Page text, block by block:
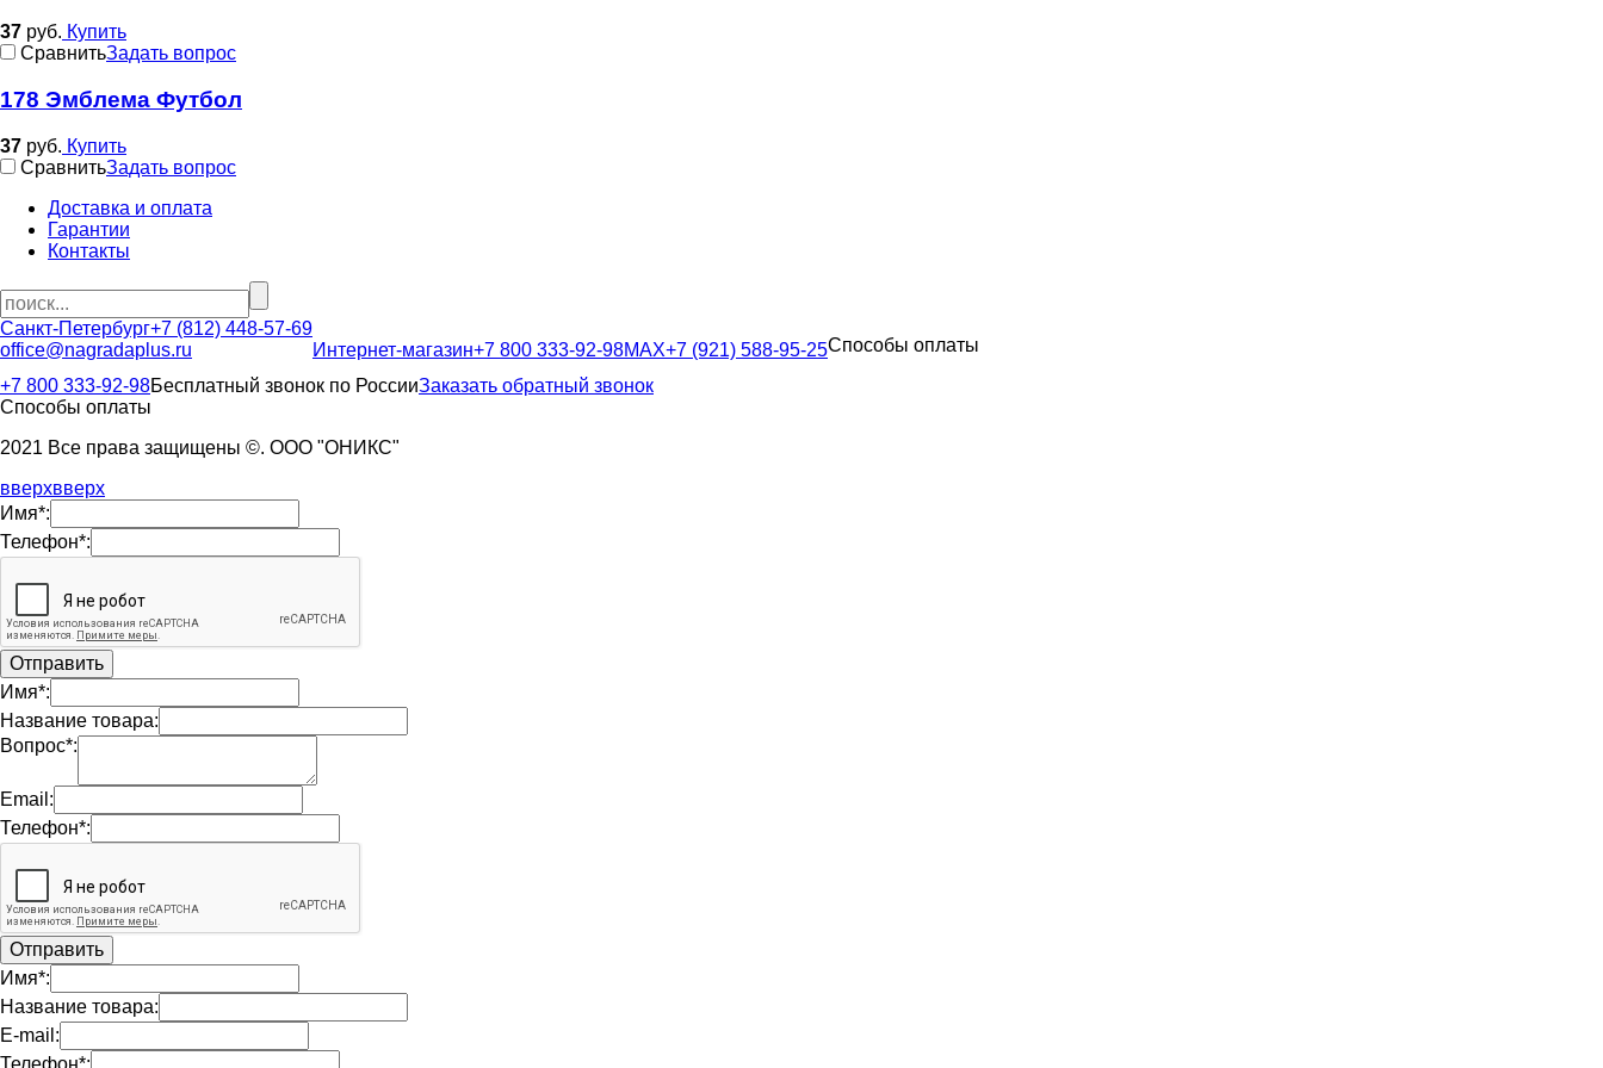
37 руб. Купить
CравнитьЗадать вопрос
178 Эмблема Футбол
37 руб. Купить
CравнитьЗадать вопрос
Доставка и оплата
Гарантии
Контакты
Санкт-Петербург+7 (812) 448-57-69
office@nagradaplus.ru
Интернет-магазин+7 800 333-92-98MAX+7 (921) 588-95-25Способы оплаты
+7 800 333-92-98Бесплатный звонок по РоссииЗаказать обратный звонок
Способы оплаты
2021 Все права защищены ©. ООО "ОНИКС"
вверхвверх
Имя*:
Телефон*:
Имя*:
Название товара:
Вопрос*:
Email:
Телефон*:
Имя*:
Название товара:
E-mail:
Телефон*: